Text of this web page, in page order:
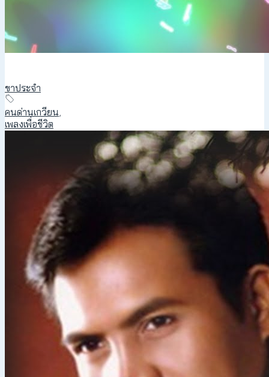
ขาประจำ
คนด่านเกวียน,
เพลงเพื่อชีวิต